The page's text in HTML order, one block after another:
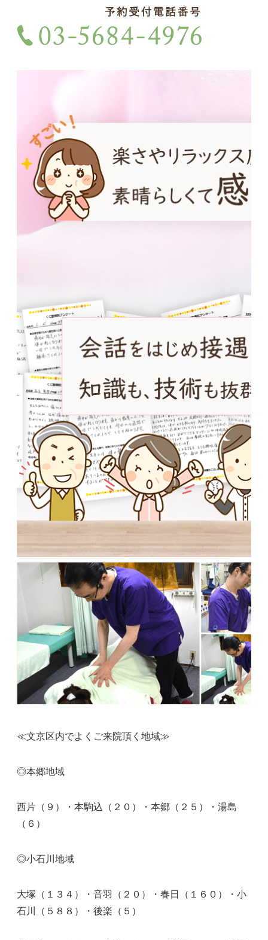
≪文京区内でよくご来院頂く地域≫
◎本郷地域
西片（９）・本駒込（２０）・本郷（２５）・湯島
（６）
◎小石川地域
大塚（１３４）・音羽（２０）・春日（１６０）・小
石川（５８８）・後楽（５）